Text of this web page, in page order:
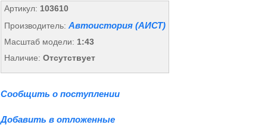
Артикул: 103610
Производитель: Автоистория (АИСТ)
Масштаб модели: 1:43
Наличие: Отсутствует
Сообщить о поступлении
Добавить в отложенные